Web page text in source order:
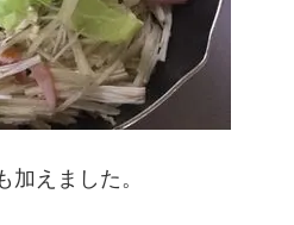
加えました。